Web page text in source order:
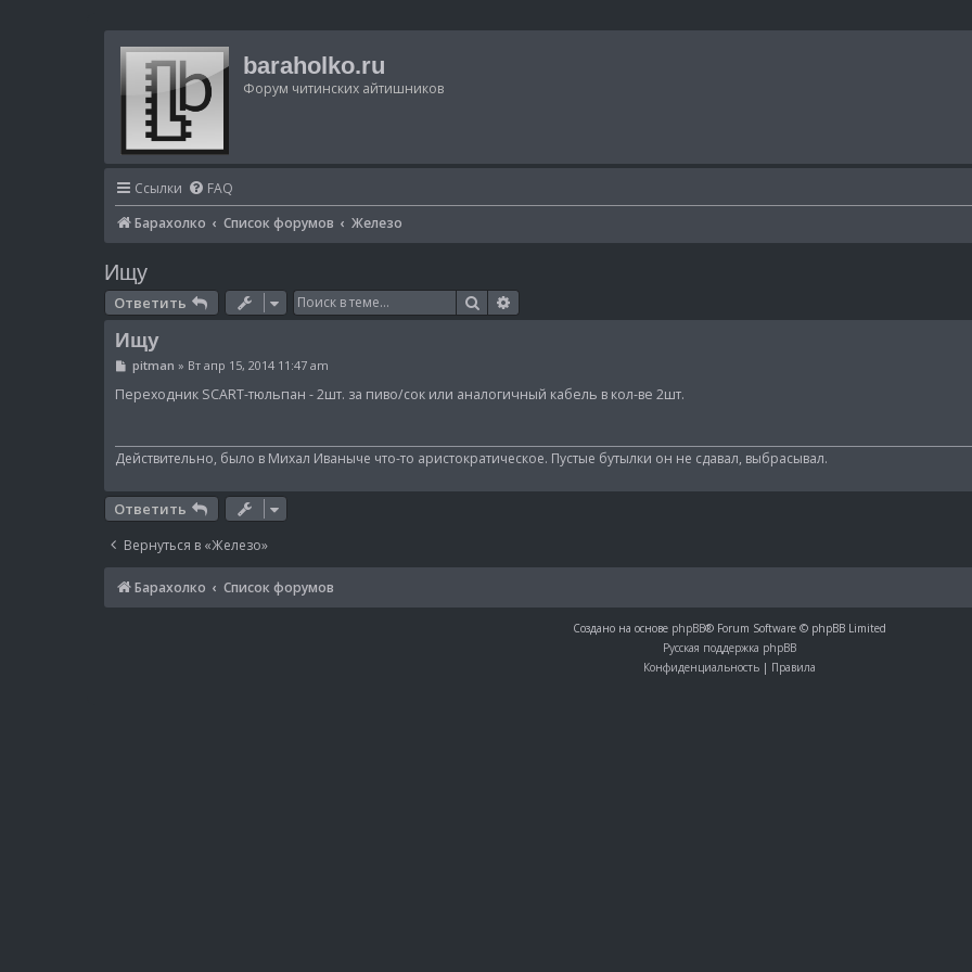
baraholko.ru
Форум читинских айтишников
Ссылки FAQ
Барахолко
Список форумов Железо
Ищу
Ответить Поиск
Ищу
С
о
о
б
н
и
pitman » Вт апр 15, 2014 11:47 am
Переходник SCART-тюльпан - 2шт. за пиво/сок или аналогичный кабель в кол-ве 2шт.
Действительно, было в Михал Иваныче что-то аристократическое. Пустые бутылки он не сдавал, выбрасывал.
Ответить
Вернуться в «Железо»
Барахолко Список форумов
Создано на основе phpBB® Forum Software © phpBB Limited
Русская поддержка phpBB
Конфиденциальность| Правила